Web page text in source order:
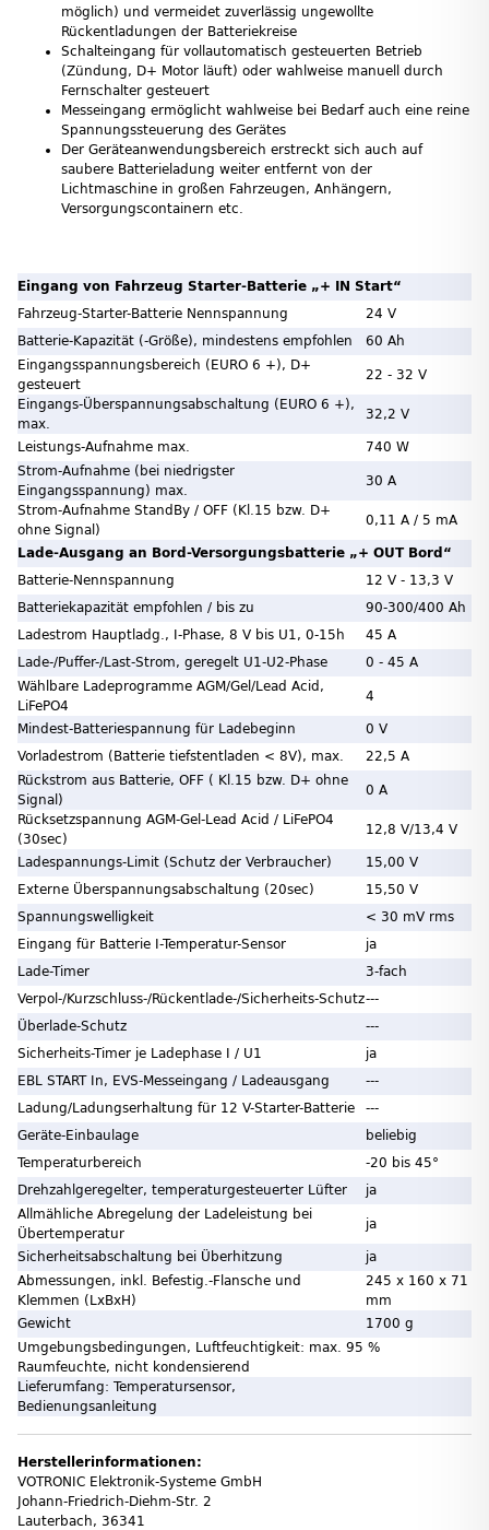
möglich) und vermeidet zuverlässig ungewollte
Rückentladungen der Batteriekreise
Schalteingang für vollautomatisch gesteuerten Betrieb
(Zündung, D+ Motor läuft) oder wahlweise manuell durch
Fernschalter gesteuert
Messeingang ermöglicht wahlweise bei Bedarf auch eine reine
Spannungssteuerung des Gerätes
Der Geräteanwendungsbereich erstreckt sich auch auf
saubere Batterieladung weiter entfernt von der
Lichtmaschine in großen Fahrzeugen, Anhängern,
Versorgungscontainern etc.
Eingang von Fahrzeug Starter-Batterie „+ IN Start“
Fahrzeug-Starter-Batterie Nennspannung
24 V
Batterie-Kapazität (-Größe), mindestens empfohlen
60 Ah
Eingangsspannungsbereich (EURO 6 +), D+
gesteuert
22 - 32 V
Eingangs-Überspannungsabschaltung (EURO 6 +),
max.
32,2 V
Leistungs-Aufnahme max.
740 W
Strom-Aufnahme (bei niedrigster
Eingangsspannung) max.
30 A
Strom-Aufnahme StandBy / OFF (Kl.15 bzw. D+
ohne Signal)
0,11 A / 5 mA
Lade-Ausgang an Bord-Versorgungsbatterie „+ OUT Bord“
Batterie-Nennspannung
12 V - 13,3 V
Batteriekapazität empfohlen / bis zu
90-300/400 Ah
Ladestrom Hauptladg., I-Phase, 8 V bis U1, 0-15h
45 A
Lade-/Puffer-/Last-Strom, geregelt U1-U2-Phase
0 - 45 A
Wählbare Ladeprogramme AGM/Gel/Lead Acid,
LiFePO4
4
Mindest-Batteriespannung für Ladebeginn
0 V
Vorladestrom (Batterie tiefstentladen < 8V), max.
22,5 A
Rückstrom aus Batterie, OFF ( Kl.15 bzw. D+ ohne
Signal)
0 A
Rücksetzspannung AGM-Gel-Lead Acid / LiFePO4
(30sec)
12,8 V/13,4 V
Ladespannungs-Limit (Schutz der Verbraucher)
15,00 V
Externe Überspannungsabschaltung (20sec)
15,50 V
Spannungswelligkeit
< 30 mV rms
Eingang für Batterie I-Temperatur-Sensor
ja
Lade-Timer
3-fach
Verpol-/Kurzschluss-/Rückentlade-/Sicherheits-Schutz---
Überlade-Schutz
---
Sicherheits-Timer je Ladephase I / U1
ja
EBL START In, EVS-Messeingang / Ladeausgang
---
Ladung/Ladungserhaltung für 12 V-Starter-Batterie
---
Geräte-Einbaulage
beliebig
Temperaturbereich
-20 bis 45°
Drehzahlgeregelter, temperaturgesteuerter Lüfter
ja
Allmähliche Abregelung der Ladeleistung bei
Übertemperatur
ja
Sicherheitsabschaltung bei Überhitzung
ja
Abmessungen, inkl. Befestig.-Flansche und
Klemmen (LxBxH)
245 x 160 x 71
mm
Gewicht
1700 g
Umgebungsbedingungen, Luftfeuchtigkeit: max. 95 %
Raumfeuchte, nicht kondensierend
Lieferumfang: Temperatursensor,
Bedienungsanleitung
Herstellerinformationen:
VOTRONIC Elektronik-Systeme GmbH
Johann-Friedrich-Diehm-Str. 2
Lauterbach, 36341